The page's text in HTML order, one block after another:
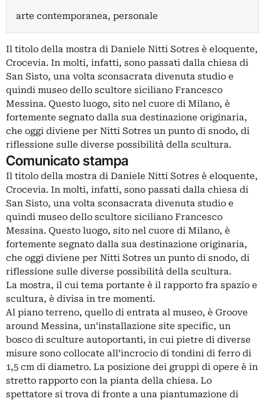
arte contemporanea, personale
Il titolo della mostra di Daniele Nitti Sotres è eloquente,
Crocevia. In molti, infatti, sono passati dalla chiesa di
San Sisto, una volta sconsacrata divenuta studio e
quindi museo dello scultore siciliano Francesco
Messina. Questo luogo, sito nel cuore di Milano, è
fortemente segnato dalla sua destinazione originaria,
che oggi diviene per Nitti Sotres un punto di snodo, di
riflessione sulle diverse possibilità della scultura.
Comunicato stampa
Il titolo della mostra di Daniele Nitti Sotres è eloquente,
Crocevia. In molti, infatti, sono passati dalla chiesa di
San Sisto, una volta sconsacrata divenuta studio e
quindi museo dello scultore siciliano Francesco
Messina. Questo luogo, sito nel cuore di Milano, è
fortemente segnato dalla sua destinazione originaria,
che oggi diviene per Nitti Sotres un punto di snodo, di
riflessione sulle diverse possibilità della scultura.
La mostra, il cui tema portante è il rapporto fra spazio e
scultura, è divisa in tre momenti.
Al piano terreno, quello di entrata al museo, è Groove
around Messina, un’installazione site specific, un
bosco di sculture autoportanti, in cui pietre di diverse
misure sono collocate all’incrocio di tondini di ferro di
1,5 cm di diametro. La posizione dei gruppi di opere è in
stretto rapporto con la pianta della chiesa. Lo
spettatore si trova di fronte a una piantumazione di